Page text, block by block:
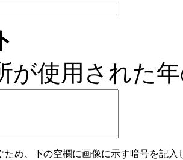
が使用された
ため、下の空欄に画像に示す暗号を記入